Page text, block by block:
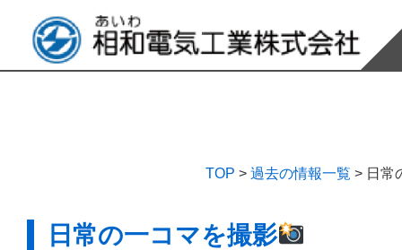
TOP > 過去の情報一覧 > 日常
日常の一コマを撮影